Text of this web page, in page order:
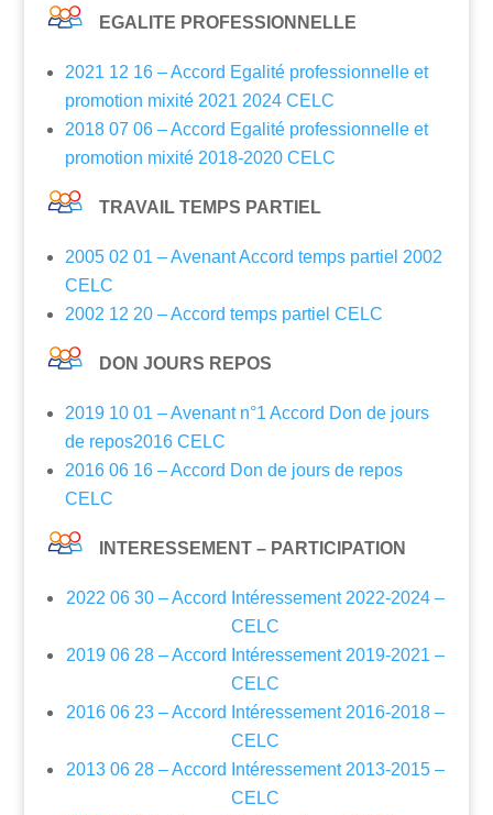
EGALITE PROFESSIONNELLE
2021 12 16 – Accord Egalité professionnelle et
promotion mixité 2021 2024 CELC
2018 07 06 – Accord Egalité professionnelle et
promotion mixité 2018-2020 CELC
TRAVAIL TEMPS PARTIEL
2005 02 01 – Avenant Accord temps partiel 2002
CELC
2002 12 20 – Accord temps partiel CELC
DON JOURS REPOS
2019 10 01 – Avenant n°1 Accord Don de jours
de repos2016 CELC
2016 06 16 – Accord Don de jours de repos
CELC
INTERESSEMENT – PARTICIPATION
2022 06 30 – Accord Intéressement 2022-2024 –
CELC
2019 06 28 – Accord Intéressement 2019-2021 –
CELC
2016 06 23 – Accord Intéressement 2016-2018 –
CELC
2013 06 28 – Accord Intéressement 2013-2015 –
CELC